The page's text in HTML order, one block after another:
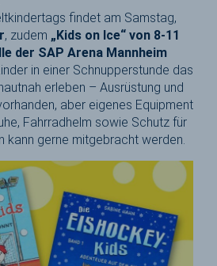
findet am Samstag,
, zudem „Kids on Ice“ von 8-11
der SAP Arena Mannheim
in einer Schnupperstunde das
erleben – Ausrüstung und
aber eigenes Equipment
Fahrradhelm sowie Schutz für
kann gerne mitgebracht werden.